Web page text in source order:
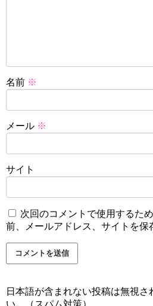
名前 ※
メール ※
サイト
次回のコメントで使用するた
前、メールアドレス、サイトを保
日本語が含まれない投稿は無視さ
い。（スパム対策）